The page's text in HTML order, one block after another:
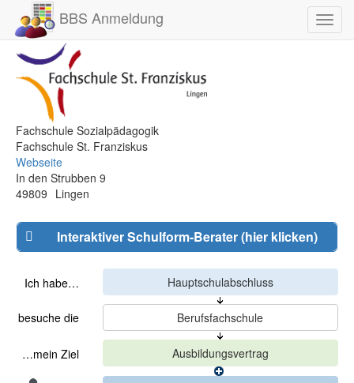
BBS Anmeldung
Fachschule Sozialpädagogik
Fachschule St. Franziskus
Webseite
In den Strubben 9
49809 Lingen
Interaktiver Schulform-Berater (hier klicken)
Ich habe…
besuche die
…mein Ziel